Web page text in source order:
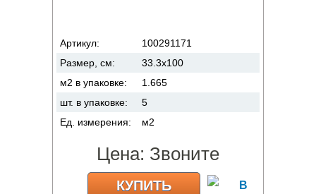
Артикул:
100291171
Размер, см:
33.3x100
м2 в упаковке:
1.665
шт. в упаковке:
5
Ед. измерения:
м2
Цена: Звоните
КУПИТЬ